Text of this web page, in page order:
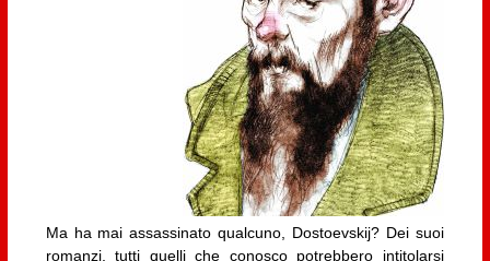
Ma ha mai assassinato qualcuno, Dostoevskij? Dei suoi
romanzi, tutti quelli che conosco potrebbero intitolarsi